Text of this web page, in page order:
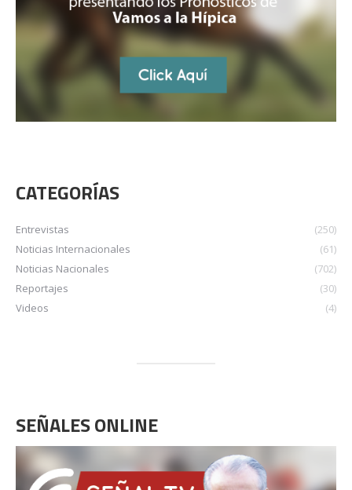
CATEGORÍAS
Entrevistas
(250)
Noticias Internacionales
(61)
Noticias Nacionales
(702)
Reportajes
(30)
Videos
(4)
SEÑALES ONLINE